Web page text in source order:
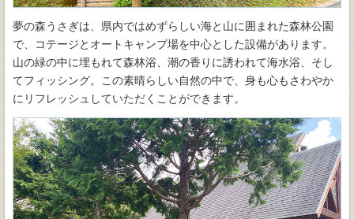
夢の森うさぎは、県内ではめずらしい海と山に囲まれた森林公園
で、コテージとオートキャンプ場を中心とした設備があります。
山の緑の中に埋もれて森林浴、潮の香りに誘われて海水浴、そし
てフィッシング。この素晴らしい自然の中で、身も心もさわやか
にリフレッシュしていただくことができます。